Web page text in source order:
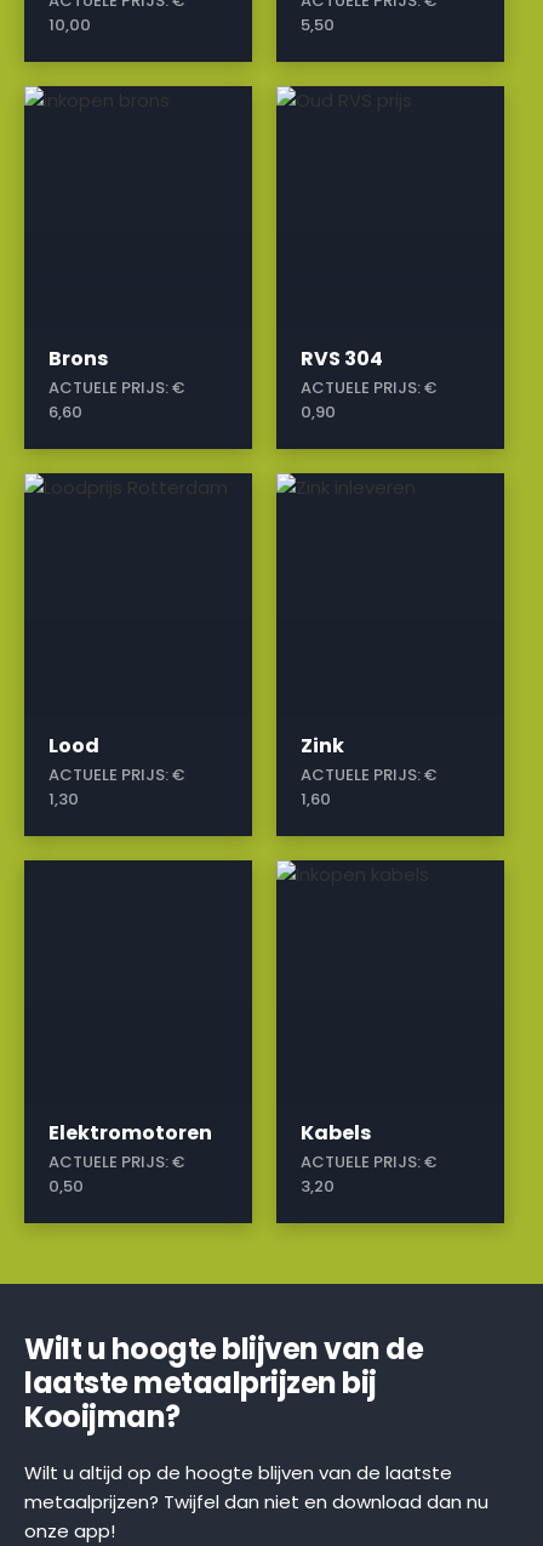
10,00
5,50
Brons
ACTUELE PRIJS:€
6,60
a
RVS 304
ACTUELE PRIJS:€
0,90
a
Lood
ACTUELE PRIJS:€
1,30
a
Zink
ACTUELE PRIJS:€
1,60
a
Elektromotoren
ACTUELE PRIJS:€
0,50
Kabels
ACTUELE PRIJS:€
3,20
a
Wilt u hoogte blijven van de
laatste metaalprijzen bij
Kooijman?
Wilt u altijd op de hoogte blijven van de laatste
metaalprijzen? Twijfel dan niet en download dan nu
onze app!